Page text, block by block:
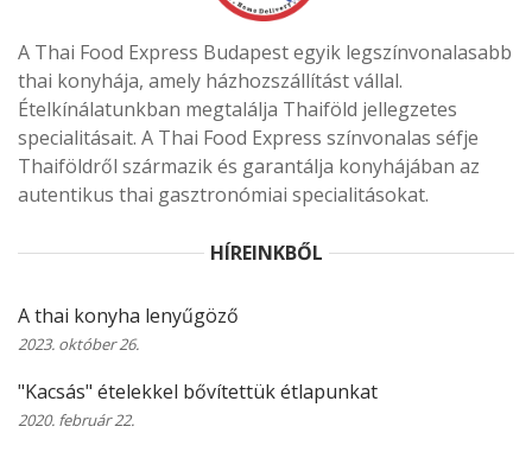
A Thai Food Express Budapest egyik legszínvonalasabb
thai konyhája, amely házhozszállítást vállal.
Ételkínálatunkban megtalálja Thaiföld jellegzetes
specialitásait. A Thai Food Express színvonalas séfje
Thaiföldről származik és garantálja konyhájában az
autentikus thai gasztronómiai specialitásokat.
HÍREINKBŐL
A thai konyha lenyűgöző
2023. október 26.
"Kacsás" ételekkel bővítettük étlapunkat
2020. február 22.